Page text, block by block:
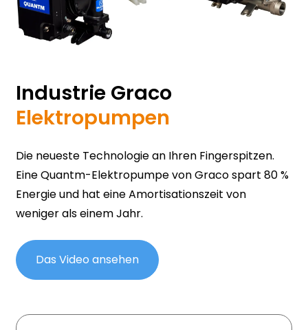
Industrie Graco
Elektropumpen
Die neueste Technologie an Ihren Fingerspitzen.
Eine Quantm-Elektropumpe von Graco spart 80 %
Energie und hat eine Amortisationszeit von
weniger als einem Jahr.
Das Video ansehen